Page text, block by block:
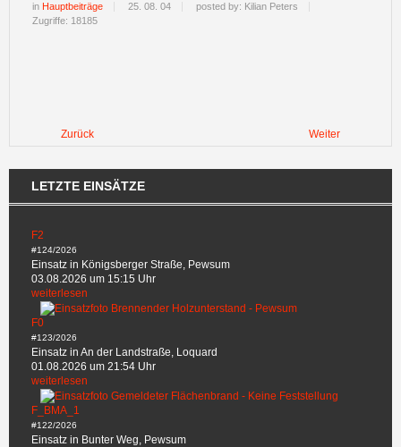
in Hauptbeiträge 25. 08. 04
posted by: Kilian Peters
Zugriffe: 18185
Zurück Weiter
LETZTE EINSÄTZE
F2
#124/2026
Einsatz in Königsberger Straße, Pewsum
03.08.2026 um 15:15 Uhr
weiterlesen
F0
#123/2026
Einsatz in An der Landstraße, Loquard
01.08.2026 um 21:54 Uhr
weiterlesen
F_BMA_1
#122/2026
Einsatz in Bunter Weg, Pewsum